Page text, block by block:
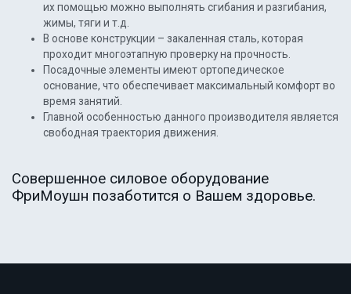
их помощью можно выполнять сгибания и разгибания,
жимы, тяги и т.д.
В основе конструкции – закаленная сталь, которая
проходит многоэтапную проверку на прочность.
Посадочные элементы имеют ортопедическое
основание, что обеспечивает максимальный комфорт во
время занятий.
Главной особенностью данного производителя является
свободная траектория движения.
Совершенное силовое оборудование
ФриМоушн позаботится о Вашем здоровье.